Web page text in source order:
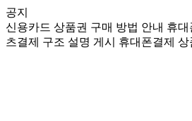
공지
신용카드 상품권 구매 방법 안내 휴대
츠결제 구조 설명 게시
휴대폰결제